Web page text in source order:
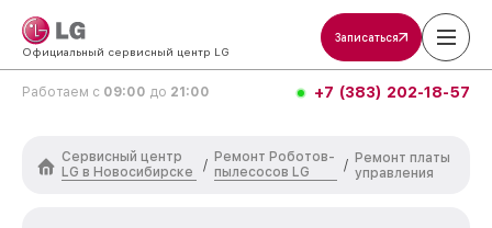
Официальный сервисный центр LG
Записаться
Работаем с 09:00 до 21:00 +7 (383) 202-18-57
Сервисный центр
LG в Новосибирске
/
Ремонт Роботов-
пылесосов LG
/ Ремонт платы
управления